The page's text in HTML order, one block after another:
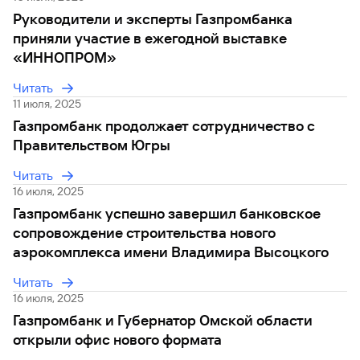
закон №115-
ФЗ
попасться
мошенникам?
Помощь по
кредиту
Оформить
страхование
карты
онлайн
Оператор
электронных
денежных
средств
Вклады
клиент
Дистанционные
клиентом
Газпромбанка
Открытый
API
курсов
валют и
металлов
поиск
по
юридических
лиц
Документы
для
открытия
счета
Быстрый
поиск
по
сайту
Вклады
Руководители и эксперты Газпромбанка
приняли участие в ежегодной выставке
«ИННОПРОМ»
Читать
11 июля, 2025
Газпромбанк продолжает сотрудничество с
Правительством Югры
Читать
16 июля, 2025
Газпромбанк успешно завершил банковское
сопровождение строительства нового
аэрокомплекса имени Владимира Высоцкого
Читать
16 июля, 2025
Газпромбанк и Губернатор Омской области
открыли офис нового формата